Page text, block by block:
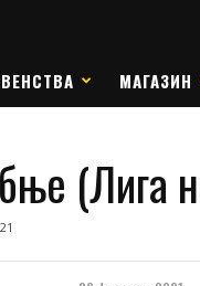
МАГАЗИН
(Лига